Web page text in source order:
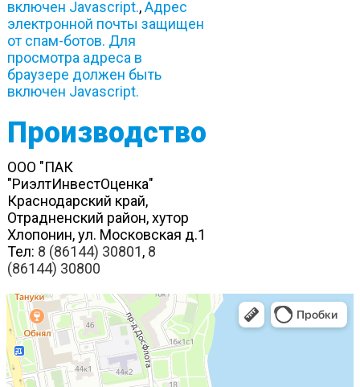
включен Javascript.,Адрес
электронной почты защищен
от спам-ботов. Для
просмотра адреса в
браузере должен быть
включен Javascript.
Производство
ООО "ПАК
"РиэлтИнвестОценка"
Краснодарский край,
Отрадненский район, хутор
Хлопонин, ул. Московская д.1
Тел: 8 (86144) 30801, 8
(86144) 30800